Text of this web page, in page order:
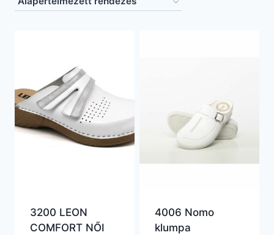
3200 LEON
COMFORT NŐI
4006 Nomo
klumpa